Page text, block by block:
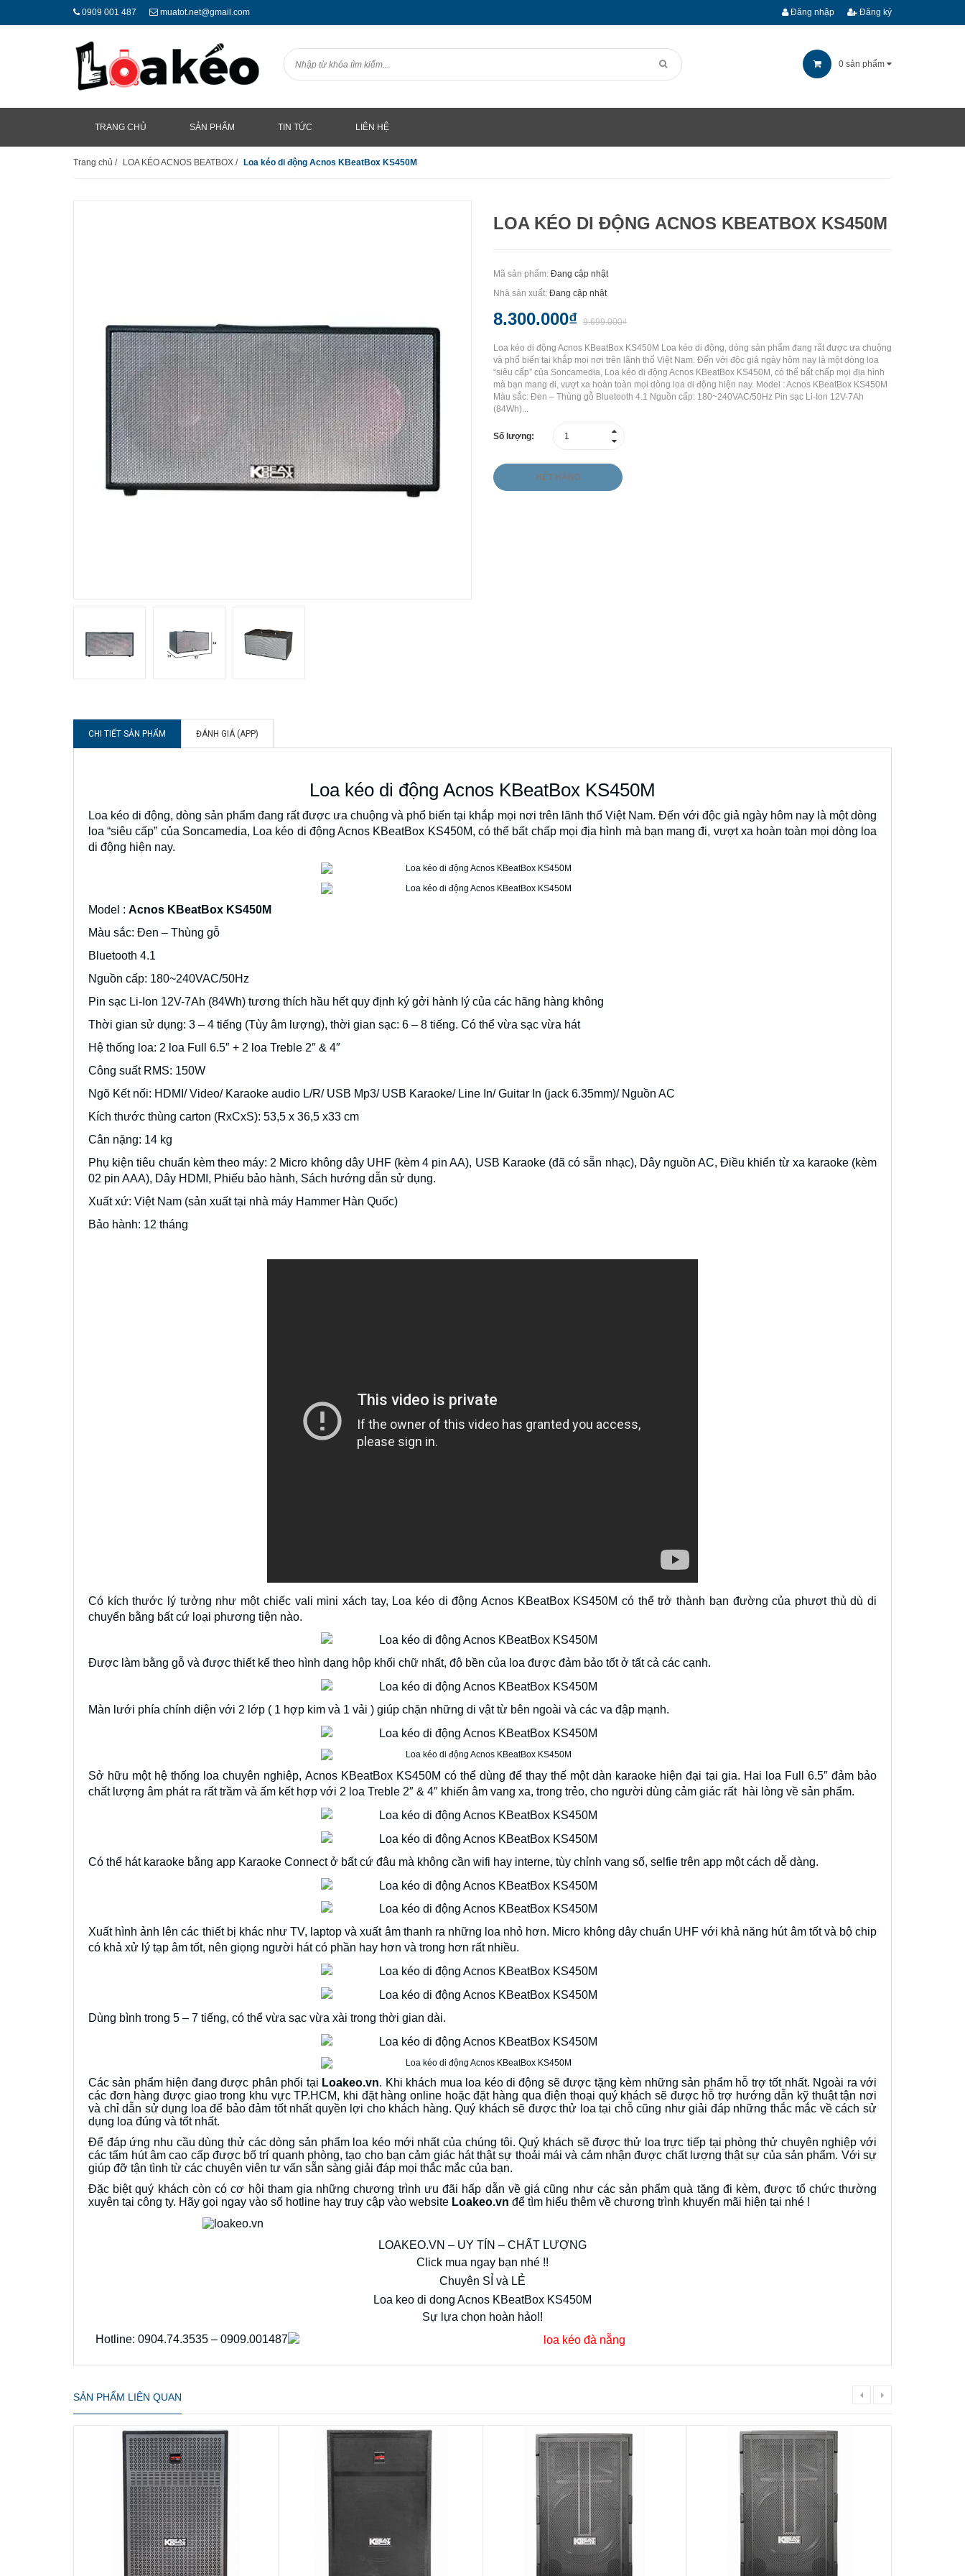
0909 001 487 muatot.net@gmail.com Đăng nhập Đăng ký
0 sản phẩm
TRANG CHỦ SẢN PHẨM TIN TỨC LIÊN HỆ
Trang chủ / LOA KÉO ACNOS BEATBOX / Loa kéo di động Acnos KBeatBox KS450M
LOA KÉO DI ĐỘNG ACNOS KBEATBOX KS450M
Mã sản phẩm: Đang cập nhật
Nhà sản xuất: Đang cập nhật
8.300.000₫ 9.699.000₫
Loa kéo di động Acnos KBeatBox KS450M Loa kéo di động, dòng sản phẩm đang rất được ưa chuộng
và phổ biến tại khắp mọi nơi trên lãnh thổ Việt Nam. Đến với độc giả ngày hôm nay là một dòng loa
“siêu cấp” của Soncamedia, Loa kéo di động Acnos KBeatBox KS450M, có thể bất chấp mọi địa hình
mà bạn mang đi, vượt xa hoàn toàn mọi dòng loa di động hiện nay. Model : Acnos KBeatBox KS450M
Màu sắc: Đen – Thùng gỗ Bluetooth 4.1 Nguồn cấp: 180~240VAC/50Hz Pin sạc Li-Ion 12V-7Ah
(84Wh)...
Số lượng:
HẾT HÀNG
CHI TIẾT SẢN PHẨM ĐÁNH GIÁ (APP)
Loa kéo di động Acnos KBeatBox KS450M
Loa kéo di động, dòng sản phẩm đang rất được ưa chuộng và phổ biến tại khắp mọi nơi trên lãnh thổ Việt Nam. Đến với độc giả ngày hôm nay là một dòng
loa “siêu cấp” của Soncamedia, Loa kéo di động Acnos KBeatBox KS450M, có thể bất chấp mọi địa hình mà bạn mang đi, vượt xa hoàn toàn mọi dòng loa
di động hiện nay.
Model : Acnos KBeatBox KS450M
Màu sắc: Đen – Thùng gỗ
Bluetooth 4.1
Nguồn cấp: 180~240VAC/50Hz
Pin sạc Li-Ion 12V-7Ah (84Wh) tương thích hầu hết quy định ký gởi hành lý của các hãng hàng không
Thời gian sử dụng: 3 – 4 tiếng (Tùy âm lượng), thời gian sạc: 6 – 8 tiếng. Có thể vừa sạc vừa hát
Hệ thống loa: 2 loa Full 6.5″ + 2 loa Treble 2″ & 4″
Công suất RMS: 150W
Ngõ Kết nối: HDMI/ Video/ Karaoke audio L/R/ USB Mp3/ USB Karaoke/ Line In/ Guitar In (jack 6.35mm)/ Nguồn AC
Kích thước thùng carton (RxCxS): 53,5 x 36,5 x33 cm
Cân nặng: 14 kg
Phụ kiện tiêu chuẩn kèm theo máy: 2 Micro không dây UHF (kèm 4 pin AA), USB Karaoke (đã có sẵn nhạc), Dây nguồn AC, Điều khiển từ xa karaoke (kèm
02 pin AAA), Dây HDMI, Phiếu bảo hành, Sách hướng dẫn sử dụng.
Xuất xứ: Việt Nam (sản xuất tại nhà máy Hammer Hàn Quốc)
Bảo hành: 12 tháng
Có kích thước lý tưởng như một chiếc vali mini xách tay, Loa kéo di động Acnos KBeatBox KS450M có thể trở thành bạn đường của phượt thủ dù di
chuyển bằng bất cứ loại phương tiện nào.
Được làm bằng gỗ và được thiết kế theo hình dạng hộp khối chữ nhất, độ bền của loa được đảm bảo tốt ở tất cả các cạnh.
Màn lưới phía chính diện với 2 lớp ( 1 hợp kim và 1 vải ) giúp chặn những di vật từ bên ngoài và các va đập mạnh.
Sở hữu một hệ thống loa chuyên nghiệp, Acnos KBeatBox KS450M có thể dùng để thay thế một dàn karaoke hiện đại tại gia. Hai loa Full 6.5″ đảm bảo
chất lượng âm phát ra rất trầm và ấm kết hợp với 2 loa Treble 2″ & 4″ khiến âm vang xa, trong trẻo, cho người dùng cảm giác rất hài lòng về sản phẩm.
Có thể hát karaoke bằng app Karaoke Connect ở bất cứ đâu mà không cần wifi hay interne, tùy chỉnh vang số, selfie trên app một cách dễ dàng.
Xuất hình ảnh lên các thiết bị khác như TV, laptop và xuất âm thanh ra những loa nhỏ hơn. Micro không dây chuẩn UHF với khả năng hút âm tốt và bộ chip
có khả xử lý tạp âm tốt, nên giọng người hát có phần hay hơn và trong hơn rất nhiều.
Dùng bình trong 5 – 7 tiếng, có thể vừa sạc vừa xài trong thời gian dài.
Các sản phẩm hiện đang được phân phối tại Loakeo.vn. Khi khách mua loa kéo di động sẽ được tặng kèm những sản phẩm hỗ trợ tốt nhất. Ngoài ra với
các đơn hàng được giao trong khu vực TP.HCM, khi đặt hàng online hoặc đặt hàng qua điện thoại quý khách sẽ được hỗ trợ hướng dẫn kỹ thuật tận nơi
và chỉ dẫn sử dụng loa để bảo đảm tốt nhất quyền lợi cho khách hàng. Quý khách sẽ được thử loa tại chỗ cũng như giải đáp những thắc mắc về cách sử
dụng loa đúng và tốt nhất.
Để đáp ứng nhu cầu dùng thử các dòng sản phẩm loa kéo mới nhất của chúng tôi. Quý khách sẽ được thử loa trực tiếp tại phòng thử chuyên nghiệp với
các tấm hút âm cao cấp được bố trí quanh phòng, tạo cho bạn cảm giác hát thật sự thoải mái và cảm nhận được chất lượng thật sự của sản phẩm. Với sự
giúp đỡ tận tình từ các chuyên viên tư vấn sẵn sàng giải đáp mọi thắc mắc của bạn.
Đặc biệt quý khách còn có cơ hội tham gia những chương trình ưu đãi hấp dẫn về giá cũng như các sản phẩm quà tặng đi kèm, được tổ chức thường
xuyên tại công ty. Hãy gọi ngay vào số hotline hay truy cập vào website Loakeo.vn để tìm hiểu thêm về chương trình khuyến mãi hiện tại nhé !
LOAKEO.VN – UY TÍN – CHẤT LƯỢNG
Click mua ngay bạn nhé !!
Chuyên SỈ và LẺ
Loa keo di dong Acnos KBeatBox KS450M
Sự lựa chọn hoàn hảo!!
Hotline: 0904.74.3535 – 0909.001487
SẢN PHẨM LIÊN QUAN